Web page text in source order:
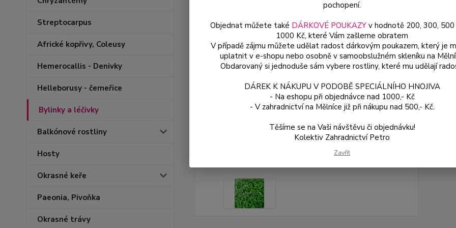
Streptocarpus
Africké kopřivy, Coleusy
Hemerocallis - Denivky
Helleborusy - čemeřice
Bylinky a léčivky
Balkónové rostliny
Hosty
Okrasné keře
Paeonia, Pivoňka
Okrasné trávy
pochopení.
Objednat můžete také DÁRKOVÉ POUKAZYv hodnotě 200, 300, 500
1000 Kč, které Vám zašleme obratem
V případě zájmu můžete udělat radost dárkovým poukazem, který je
uplatnit v e-shopu nebo osobně v samoobslužném skleníku na
Obdarovaný si jednoduše sám vybere rostliny, které mu udělají
DÁREK K NÁKUPU V PODOBĚ SPECIÁLNÍHO HNOJIVA
- Na eshopu při objednávce nad 1000,- Kč
- V zahradnictví na Mělníce již při nákupu nad 500,- Kč.
Těšíme se na Vaši návštěvu či objednávku!
Kolektiv Zahradnictví Petro
Zavřít